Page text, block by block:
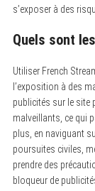
s’exposer à des
Quels sont
Utiliser French
l’exposition à des
publicités sur le site
malveillants, ce qui
plus, en naviguant
poursuites civiles,
prendre des
bloqueur de